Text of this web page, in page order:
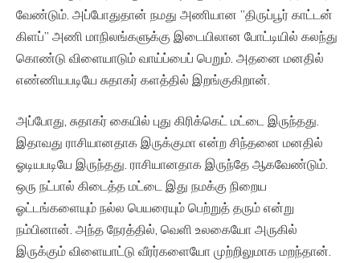
வேண்டும். அப்போதுதான் நமது அணியான ”திருப்பூர் காட்டன்
கிளப்” அணி மாநிலங்களுக்கு இடையிலான போட்டியில் கலந்து
கொண்டு விளையாடும் வாய்ப்பைப் பெறும். அதனை மனதில்
எண்ணியபடியே சுதாகர் களத்தில் இறங்குகிறான்.
அப்போது, சுதாகர் கையில் புது கிரிக்கெட் மட்டை இருந்தது.
இதாவது ராசியானதாக இருக்குமா என்ற சிந்தனை மனதில்
ஓடியபடியே இருந்தது. ராசியானதாக இருந்தே ஆகவேண்டும்.
ஒரு நட்பால் கிடைத்த மட்டை இது நமக்கு நிறைய
ஓட்டங்களையும் நல்ல பெயரையும் பெற்றுத் தரும் என்று
நம்பினான். அந்த நேரத்தில், வெளி உலகையோ அருகில்
இருக்கும் விளையாட்டு வீரர்களையோ முற்றிலுமாக மறந்தான்.